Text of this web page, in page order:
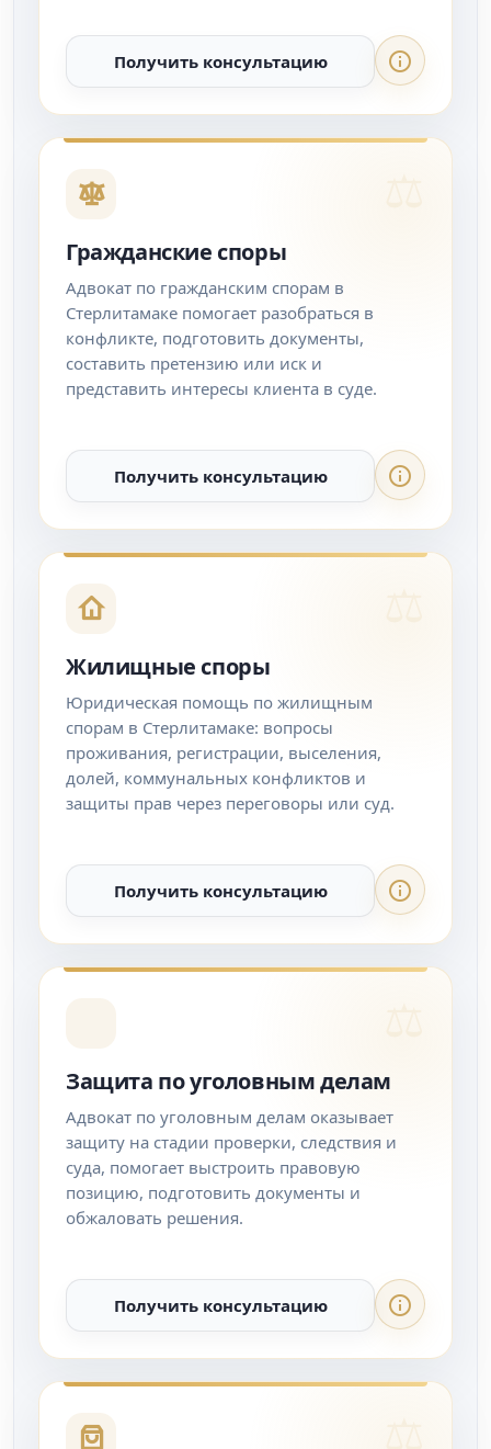
Получить консультацию
Гражданские споры
Адвокат по гражданским спорам в
Стерлитамаке помогает разобраться в
конфликте, подготовить документы,
составить претензию или иск и
представить интересы клиента в суде.
Получить консультацию
Жилищные споры
Юридическая помощь по жилищным
спорам в Стерлитамаке: вопросы
проживания, регистрации, выселения,
долей, коммунальных конфликтов и
защиты прав через переговоры или суд.
Получить консультацию
Защита по уголовным делам
Адвокат по уголовным делам оказывает
защиту на стадии проверки, следствия и
суда, помогает выстроить правовую
позицию, подготовить документы и
обжаловать решения.
Получить консультацию